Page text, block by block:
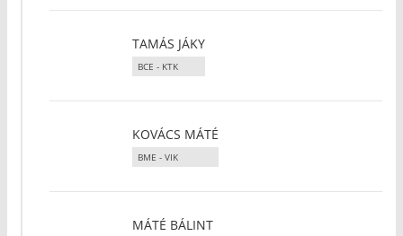
TAMÁS JÁKY
BCE - KTK
KOVÁCS MÁTÉ
BME - VIK
MÁTÉ BÁLINT